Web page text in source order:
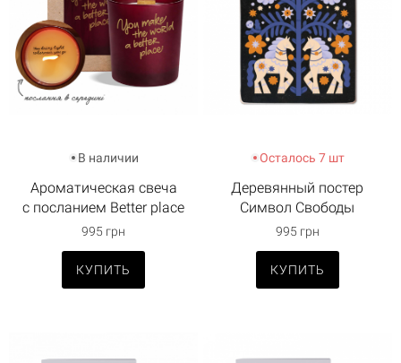
В наличии
Ароматическая свеча
с посланием Better place
995 грн
КУПИТЬ
Осталось 7 шт
Деревянный постер
Символ Свободы
995 грн
КУПИТЬ